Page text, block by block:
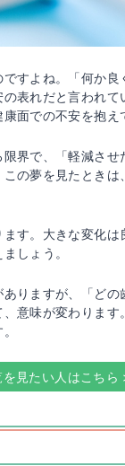
すよね。「何か
表れだと言われ
面での不安を抱え
界で、「軽減さ
の夢を見たとき
す。大きな変化
しょう。
りますが、「ど
意味が変わりま
見たい人はこちら